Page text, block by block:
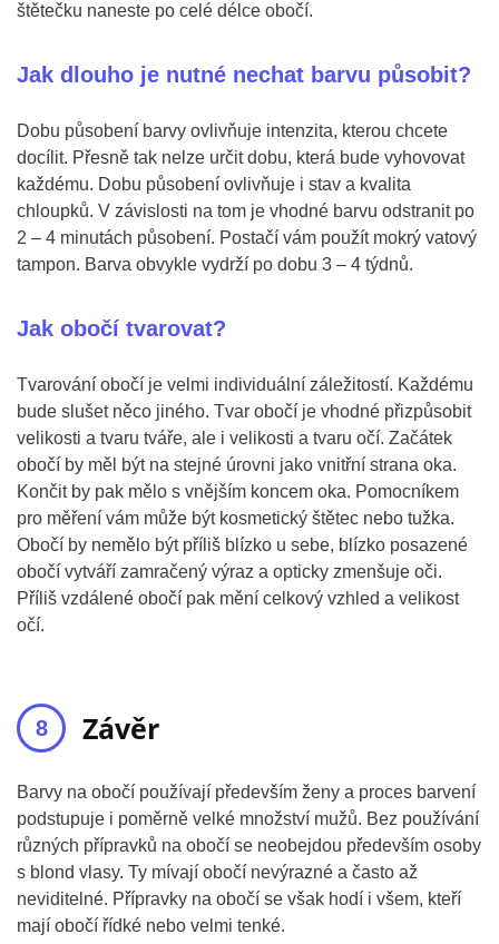
štětečku naneste po celé délce obočí.
Jak dlouho je nutné nechat barvu působit?
Dobu působení barvy ovlivňuje intenzita, kterou chcete
docílit. Přesně tak nelze určit dobu, která bude vyhovovat
každému. Dobu působení ovlivňuje i stav a kvalita
chloupků. V závislosti na tom je vhodné barvu odstranit po
2 – 4 minutách působení. Postačí vám použít mokrý vatový
tampon. Barva obvykle vydrží po dobu 3 – 4 týdnů.
Jak obočí tvarovat?
Tvarování obočí je velmi individuální záležitostí. Každému
bude slušet něco jiného. Tvar obočí je vhodné přizpůsobit
velikosti a tvaru tváře, ale i velikosti a tvaru očí. Začátek
obočí by měl být na stejné úrovni jako vnitřní strana oka.
Končit by pak mělo s vnějším koncem oka. Pomocníkem
pro měření vám může být kosmetický štětec nebo tužka.
Obočí by nemělo být příliš blízko u sebe, blízko posazené
obočí vytváří zamračený výraz a opticky zmenšuje oči.
Příliš vzdálené obočí pak mění celkový vzhled a velikost
očí.
Závěr
Barvy na obočí používají především ženy a proces barvení
podstupuje i poměrně velké množství mužů. Bez používání
různých přípravků na obočí se neobejdou především osoby
s blond vlasy. Ty mívají obočí nevýrazné a často až
neviditelné. Přípravky na obočí se však hodí i všem, kteří
mají obočí řídké nebo velmi tenké.